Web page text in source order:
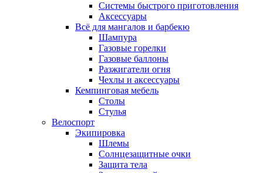
Системы быстрого приготовления
Аксессуары
Всё для мангалов и барбекю
Шампура
Газовые горелки
Газовые баллоны
Разжигатели огня
Чехлы и аксессуары
Кемпинговая мебель
Столы
Стулья
Велоспорт
Экипировка
Шлемы
Солнцезащитные очки
Защита тела